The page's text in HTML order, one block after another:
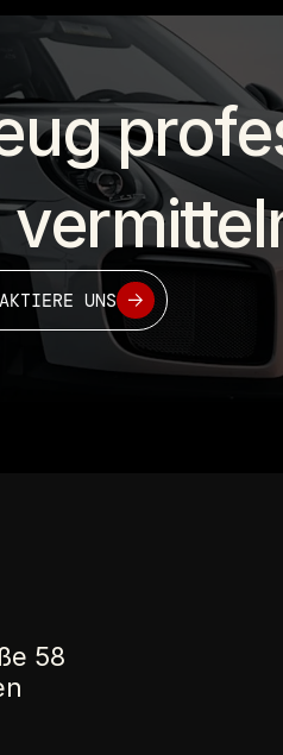
UNS
58